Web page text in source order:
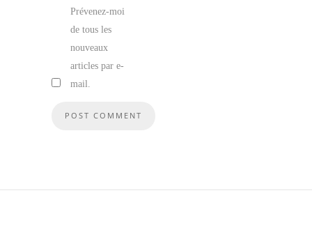
Prévenez-moi
de tous les
nouveaux
articles par e-
mail.